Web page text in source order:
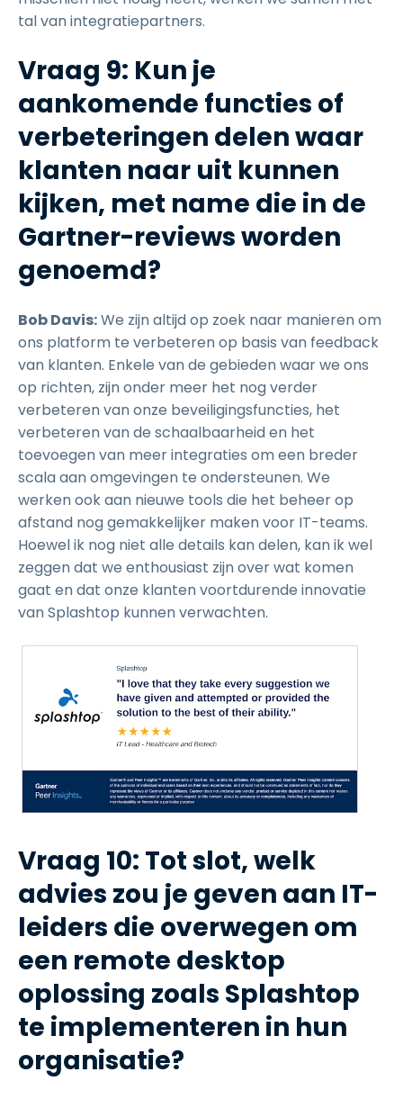
tal van integratiepartners.
Vraag 9: Kun je
aankomende functies of
verbeteringen delen waar
klanten naar uit kunnen
kijken, met name die in de
Gartner-reviews worden
genoemd?
Bob Davis:We zijn altijd op zoek naar manieren om
ons platform te verbeteren op basis van feedback
van klanten. Enkele van de gebieden waar we ons
op richten, zijn onder meer het nog verder
verbeteren van onze beveiligingsfuncties, het
verbeteren van de schaalbaarheid en het
toevoegen van meer integraties om een breder
scala aan omgevingen te ondersteunen. We
werken ook aan nieuwe tools die het beheer op
afstand nog gemakkelijker maken voor IT-teams.
Hoewel ik nog niet alle details kan delen, kan ik wel
zeggen dat we enthousiast zijn over wat komen
gaat en dat onze klanten voortdurende innovatie
van Splashtop kunnen verwachten.
Vraag 10: Tot slot, welk
advies zou je geven aan IT-
leiders die overwegen om
een remote desktop
oplossing zoals Splashtop
te implementeren in hun
organisatie?